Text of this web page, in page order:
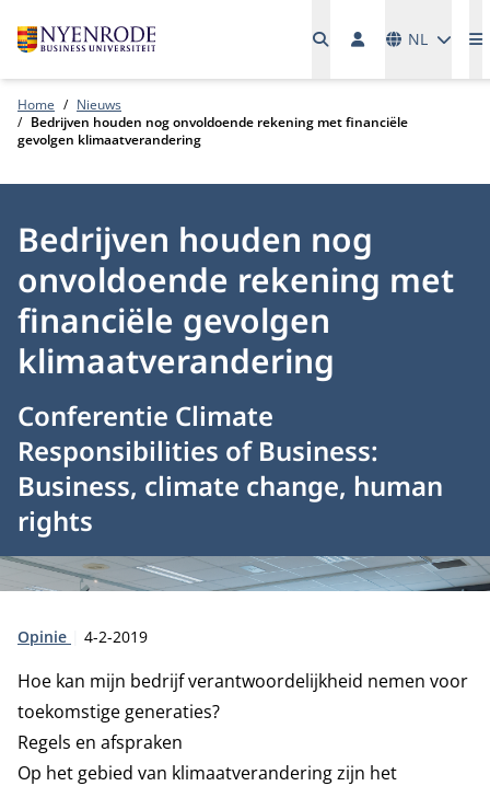
NL
Home
Nieuws
Bedrijven houden nog onvoldoende rekening met financiële
gevolgen klimaatverandering
Bedrijven houden nog
onvoldoende rekening met
financiële gevolgen
klimaatverandering
Conferentie Climate
Responsibilities of Business:
Business, climate change, human
rights
Type:
Opinie Publicatiedatum:
4-2-2019
Hoe kan mijn bedrijf verantwoordelijkheid nemen voor
toekomstige generaties?
Regels en afspraken
Op het gebied van klimaatverandering zijn het